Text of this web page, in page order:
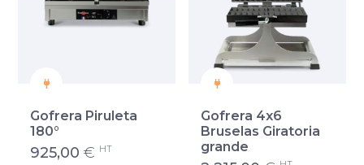
Gofrera Piruleta
180°
925,00 € HT
Gofrera 4x6
Bruselas Giratoria
grande